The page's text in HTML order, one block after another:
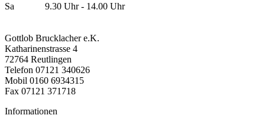
Sa 9.30 Uhr - 14.00 Uhr
Gottlob Brucklacher e.K.
Katharinenstrasse 4
72764 Reutlingen
Telefon 07121 340626
Mobil 0160 6934315
Fax 07121 371718
Informationen